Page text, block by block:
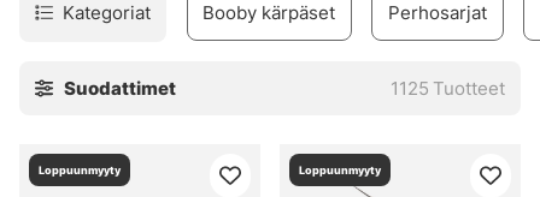
Kategoriat Booby kärpäset Perhosarjat
Suodattimet 1125 Tuotteet
Loppuunmyyty Loppuunmyyty